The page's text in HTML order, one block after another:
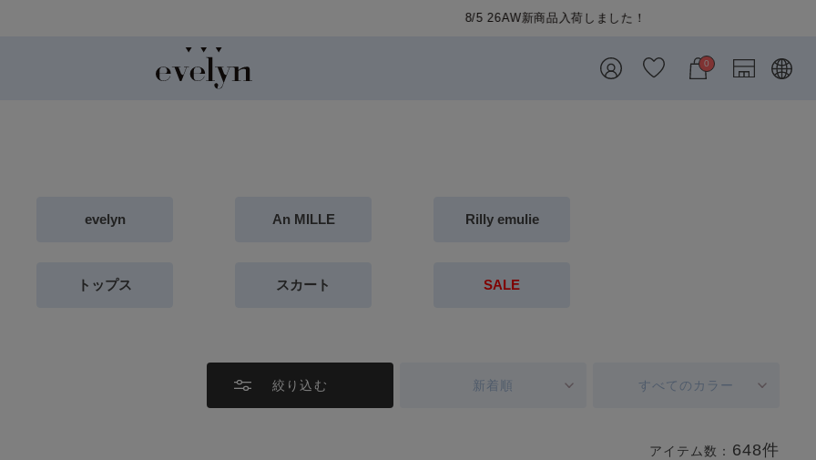
0
evelyn An MILLE Rilly emulie
トップス スカート SALE
絞り込む 新着順 すべてのカラー
アイテム数： 648件